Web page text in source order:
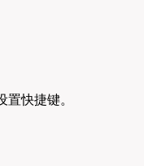
快捷键。